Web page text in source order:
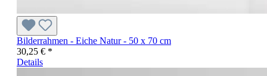
Bilderrahmen - Eiche Natur - 50 x 70 cm
30,25 € *
Details